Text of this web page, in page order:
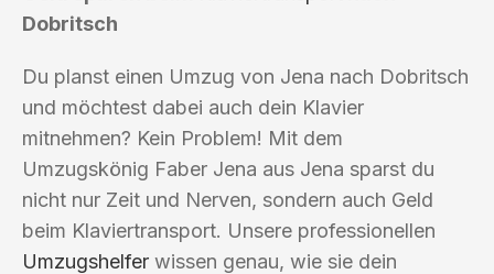
Dobritsch
Du planst einen Umzug von Jena nach Dobritsch
und möchtest dabei auch dein Klavier
mitnehmen? Kein Problem! Mit dem
Umzugskönig Faber Jena aus Jena sparst du
nicht nur Zeit und Nerven, sondern auch Geld
beim Klaviertransport. Unsere professionellen
Umzugshelfer wissen genau, wie sie dein